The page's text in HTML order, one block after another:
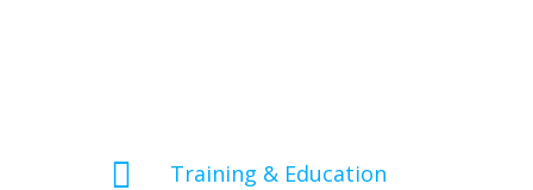
Training & Education